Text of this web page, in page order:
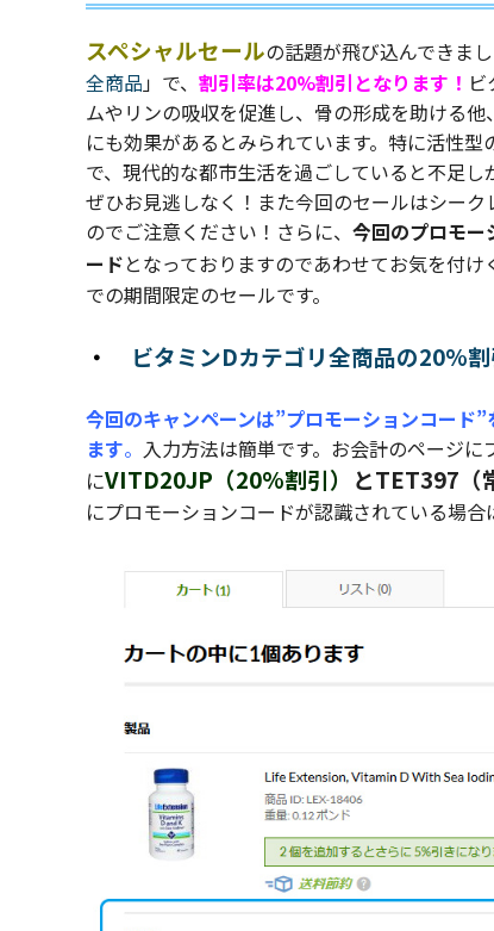
スペシャルセールの話題が飛び込んできま
全商品」で、 割引率は20%割引となります！
ムやリンの吸収を促進し、骨の形成を助ける
にも効果があるとみられています。特に活性
で、現代的な都市生活を過ごしていると不足し
ぜひお見逃しなく！また今回のセールはシー
のでご注意ください！さらに、 今回のプロモー
ードとなっておりますのであわせてお気を付
での期間限定のセールです。
・ ビタミンDカテゴリ全商品の20%
今回のキャンペーンは”プロモーションコード
ます。 入力方法は簡単です。お会計のページ
にVITD20JP（20%割引） とTET397（
にプロモーションコードが認識されている場合